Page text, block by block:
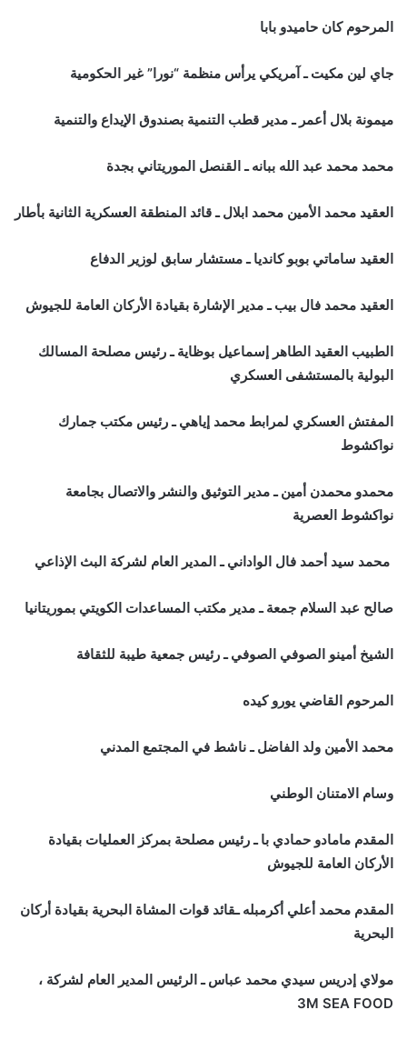
المرحوم كان حاميدو بابا
جاي لين مكيت ـ آمريكي يرأس منظمة “نورا” غير الحكومية
ميمونة بلال أعمر ـ مدير قطب التنمية بصندوق الإيداع والتنمية
محمد محمد عبد الله ببانه ـ القنصل الموريتاني بجدة
العقيد محمد الأمين محمد ابلال ـ قائد المنطقة العسكرية الثانية بأطار
العقيد ساماتي بوبو كانديا ـ مستشار سابق لوزير الدفاع
العقيد محمد فال بيب ـ مدير الإشارة بقيادة الأركان العامة للجيوش
الطبيب العقيد الطاهر إسماعيل بوظاية ـ رئيس مصلحة المسالك
البولية بالمستشفى العسكري
المفتش العسكري لمرابط محمد إياهي ـ رئيس مكتب جمارك
نواكشوط
محمدو محمدن أمين ـ مدير التوثيق والنشر والاتصال بجامعة
نواكشوط العصرية
محمد سيد أحمد فال الواداني ـ المدير العام لشركة البث الإذاعي
صالح عبد السلام جمعة ـ مدير مكتب المساعدات الكويتي بموريتانيا
الشيخ أمينو الصوفي الصوفي ـ رئيس جمعية طيبة للثقافة
المرحوم القاضي يورو كيده
محمد الأمين ولد الفاضل ـ ناشط في المجتمع المدني
وسام الامتنان الوطني
المقدم مامادو حمادي با ـ رئيس مصلحة بمركز العمليات بقيادة
الأركان العامة للجيوش
المقدم محمد أعلي أكرمبله ـقائد قوات المشاة البحرية بقيادة أركان
البحرية
مولاي إدريس سيدي محمد عباس ـ الرئيس المدير العام لشركة ،
3M SEA FOOD